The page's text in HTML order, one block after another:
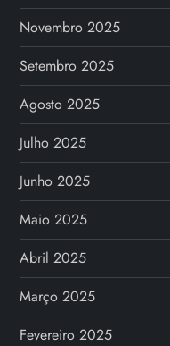
Novembro 2025
Setembro 2025
Agosto 2025
Julho 2025
Junho 2025
Maio 2025
Abril 2025
Março 2025
Fevereiro 2025